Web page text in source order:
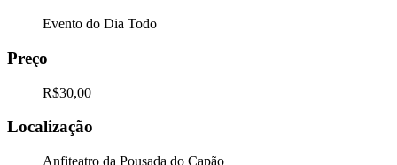
Evento do Dia Todo
Preço
R$30,00
Localização
Anfiteatro da Pousada do Capão